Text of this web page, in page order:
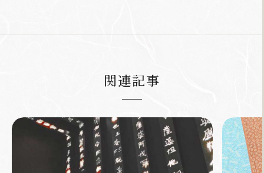
関連記事